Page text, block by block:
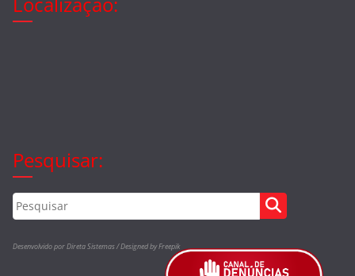
Pesquisar:
Desenvolvido por Direta Sistemas /Designed by Freepik